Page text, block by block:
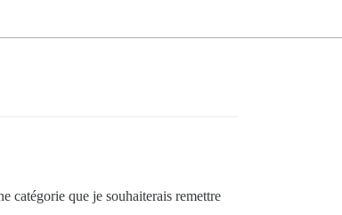
catégorie que je souhaiterais remettre